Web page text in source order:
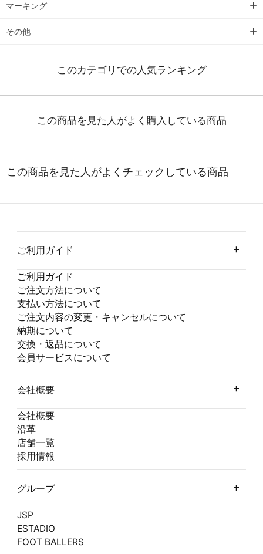
マーキング
その他
ご利用ガイド
ご利用ガイド
ご注文方法について
支払い方法について
ご注文内容の変更・キャンセルについて
納期について
交換・返品について
会員サービスについて
会社概要
会社概要
沿革
店舗一覧
採用情報
グループ
JSP
ESTADIO
FOOT BALLERS